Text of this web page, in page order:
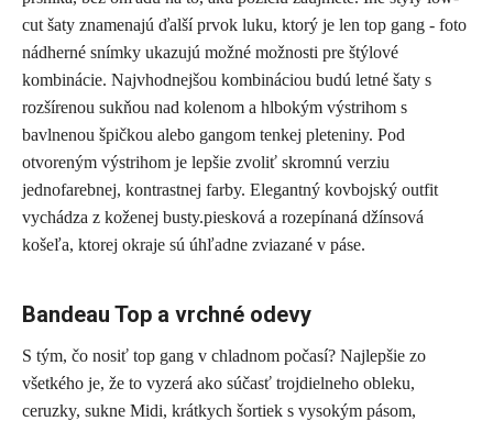
cut šaty znamenajú ďalší prvok luku, ktorý je len top gang - foto
nádherné snímky ukazujú možné možnosti pre štýlové
kombinácie. Najvhodnejšou kombináciou budú letné šaty s
rozšírenou sukňou nad kolenom a hlbokým výstrihom s
bavlnenou špičkou alebo gangom tenkej pleteniny. Pod
otvoreným výstrihom je lepšie zvoliť skromnú verziu
jednofarebnej, kontrastnej farby. Elegantný kovbojský outfit
vychádza z koženej busty.piesková a rozepínaná džínsová
košeľa, ktorej okraje sú úhľadne zviazané v páse.
Bandeau Top a vrchné odevy
S tým, čo nosiť top gang v chladnom počasí? Najlepšie zo
všetkého je, že to vyzerá ako súčasť trojdielneho obleku,
ceruzky, sukne Midi, krátkych šortiek s vysokým pásom,